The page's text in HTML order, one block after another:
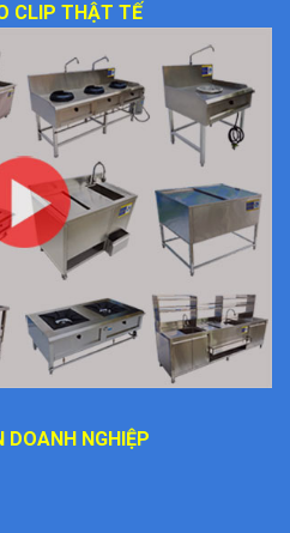
CLIP THẬT TẾ
DOANH NGHIỆP